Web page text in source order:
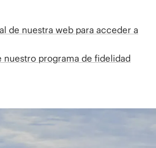
de nuestra web para acceder a
nuestro programa de fidelidad